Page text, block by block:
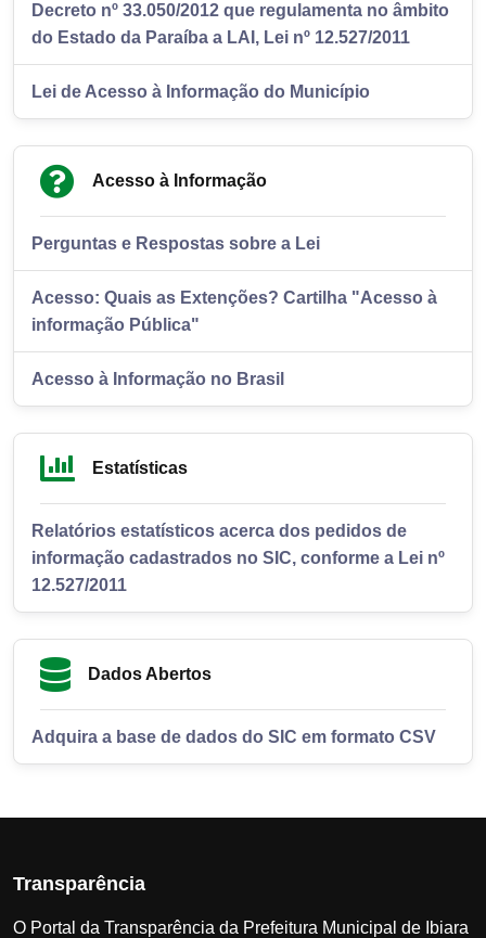
Decreto nº 33.050/2012 que regulamenta no âmbito
do Estado da Paraíba a LAI, Lei nº 12.527/2011
Lei de Acesso à Informação do Município
Acesso à Informação
Perguntas e Respostas sobre a Lei
Acesso: Quais as Extenções? Cartilha "Acesso à
informação Pública"
Acesso à Informação no Brasil
Estatísticas
Relatórios estatísticos acerca dos pedidos de
informação cadastrados no SIC, conforme a Lei nº
12.527/2011
Dados Abertos
Adquira a base de dados do SIC em formato CSV
Transparência
O Portal da Transparência da Prefeitura Municipal de Ibiara